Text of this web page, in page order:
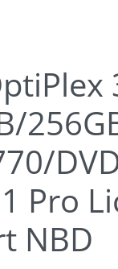
Pro
NBD